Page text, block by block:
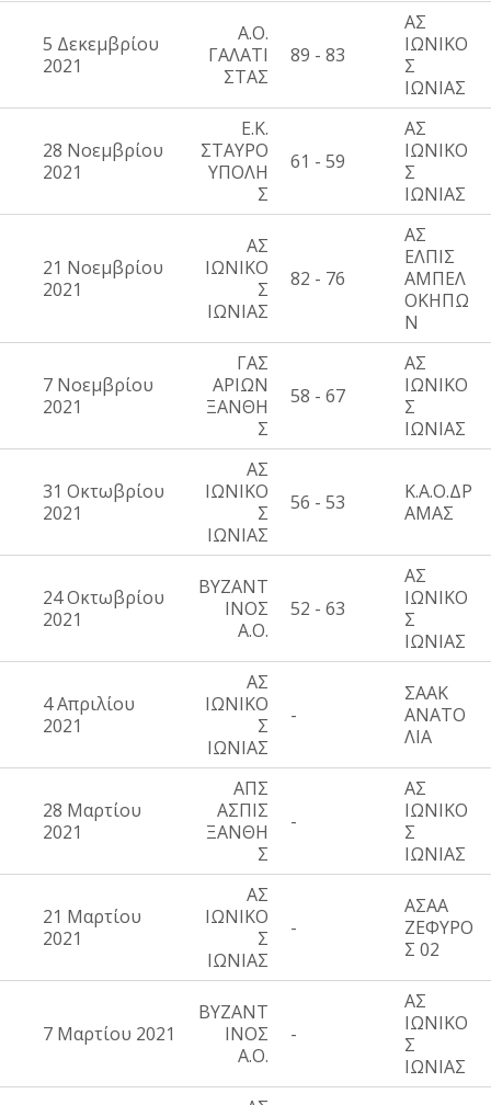
5 Δεκεμβρίου
2021
Α.Ο.
ΓΑΛΑΤΙ
ΣΤΑΣ
89 - 83
ΑΣ
ΙΩΝΙΚΟ
Σ
ΙΩΝΙΑΣ
28 Νοεμβρίου
2021
Ε.Κ.
ΣΤΑΥΡΟ
ΥΠΟΛΗ
Σ
61 - 59
ΑΣ
ΙΩΝΙΚΟ
Σ
ΙΩΝΙΑΣ
21 Νοεμβρίου
2021
ΑΣ
ΙΩΝΙΚΟ
Σ
ΙΩΝΙΑΣ
82 - 76
ΑΣ
ΕΛΠΙΣ
ΑΜΠΕΛ
ΟΚΗΠΩ
Ν
7 Νοεμβρίου
2021
ΓΑΣ
ΑΡΙΩΝ
ΞΑΝΘΗ
Σ
58 - 67
ΑΣ
ΙΩΝΙΚΟ
Σ
ΙΩΝΙΑΣ
31 Οκτωβρίου
2021
ΑΣ
ΙΩΝΙΚΟ
Σ
ΙΩΝΙΑΣ
56 - 53
Κ.Α.Ο.ΔΡ
ΑΜΑΣ
24 Οκτωβρίου
2021
ΒΥΖΑΝΤ
ΙΝΟΣ
Α.Ο.
52 - 63
ΑΣ
ΙΩΝΙΚΟ
Σ
ΙΩΝΙΑΣ
4 Απριλίου
2021
ΑΣ
ΙΩΝΙΚΟ
Σ
ΙΩΝΙΑΣ
-
ΣΑΑΚ
ΑΝΑΤΟ
ΛΙΑ
28 Μαρτίου
2021
ΑΠΣ
ΑΣΠΙΣ
ΞΑΝΘΗ
Σ
-
ΑΣ
ΙΩΝΙΚΟ
Σ
ΙΩΝΙΑΣ
21 Μαρτίου
2021
ΑΣ
ΙΩΝΙΚΟ
Σ
ΙΩΝΙΑΣ
-
ΑΣΑΑ
ΖΕΦΥΡΟ
Σ 02
7 Μαρτίου 2021
ΒΥΖΑΝΤ
ΙΝΟΣ
Α.Ο.
-
ΑΣ
ΙΩΝΙΚΟ
Σ
ΙΩΝΙΑΣ